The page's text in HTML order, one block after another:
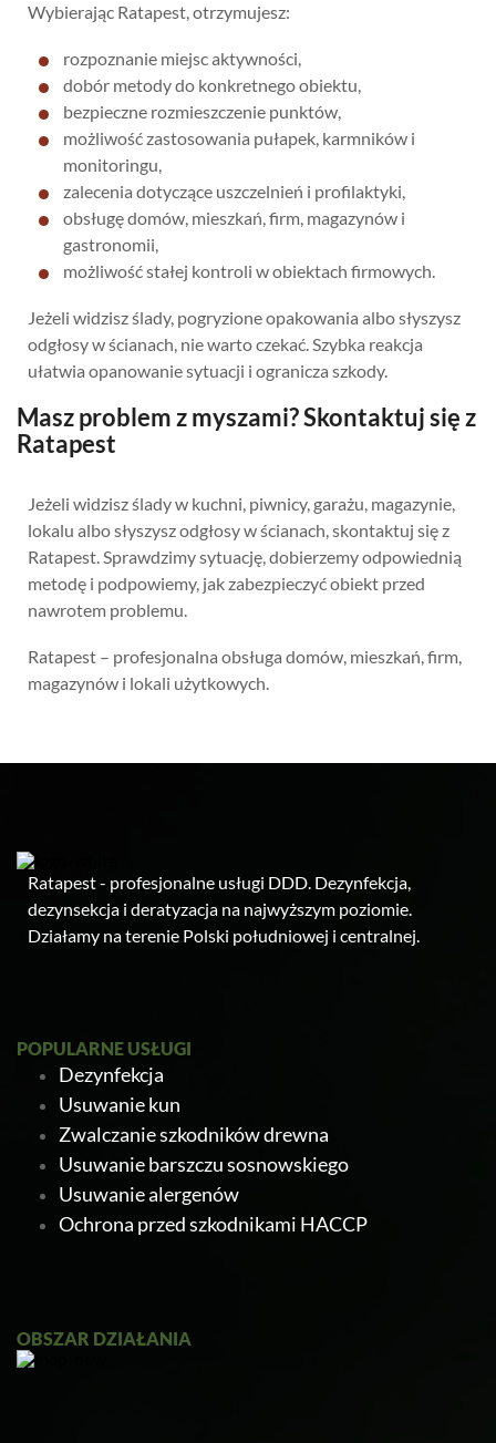
Wybierając Ratapest, otrzymujesz:
rozpoznanie miejsc aktywności,
dobór metody do konkretnego obiektu,
bezpieczne rozmieszczenie punktów,
możliwość zastosowania pułapek, karmników i
monitoringu,
zalecenia dotyczące uszczelnień i profilaktyki,
obsługę domów, mieszkań, firm, magazynów i
gastronomii,
możliwość stałej kontroli w obiektach firmowych.
Jeżeli widzisz ślady, pogryzione opakowania albo słyszysz
odgłosy w ścianach, nie warto czekać. Szybka reakcja
ułatwia opanowanie sytuacji i ogranicza szkody.
Masz problem z myszami? Skontaktuj się z
Ratapest
Jeżeli widzisz ślady w kuchni, piwnicy, garażu, magazynie,
lokalu albo słyszysz odgłosy w ścianach, skontaktuj się z
Ratapest. Sprawdzimy sytuację, dobierzemy odpowiednią
metodę i podpowiemy, jak zabezpieczyć obiekt przed
nawrotem problemu.
Ratapest – profesjonalna obsługa domów, mieszkań, firm,
magazynów i lokali użytkowych.
Ratapest - profesjonalne usługi DDD. Dezynfekcja,
dezynsekcja i deratyzacja na najwyższym poziomie.
Działamy na terenie Polski południowej i centralnej.
OBSZAR DZIAŁANIA
POPULARNE USŁUGI
Dezynfekcja
Usuwanie kun
Zwalczanie szkodników drewna
Usuwanie barszczu sosnowskiego
Usuwanie alergenów
Ochrona przed szkodnikami HACCP